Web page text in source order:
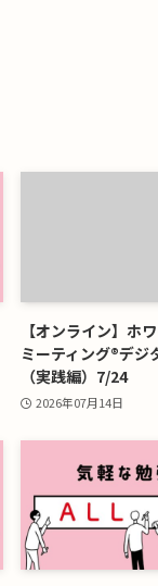
【オンライン】ホ
ミーティング®デジ
（実践編）7/24
2026年07月14日